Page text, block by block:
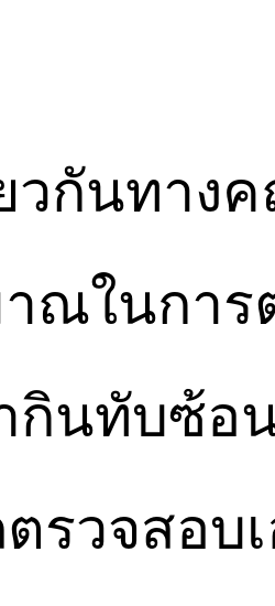
วกันทาง
ณในการ
กินทับซ้อ
รวจสอบ